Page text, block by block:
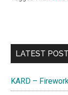
Primary
LATEST
KARD –